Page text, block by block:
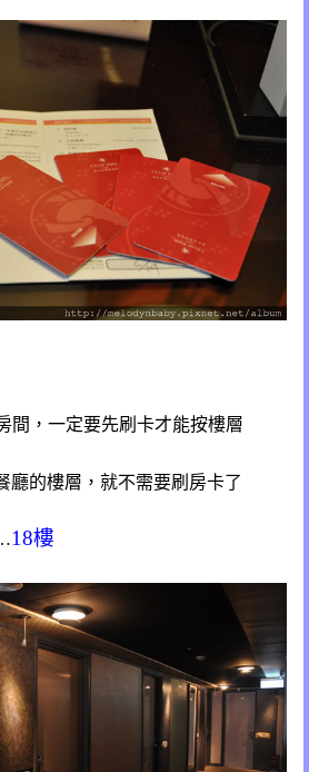
間，一定要先刷卡才能按樓層
廳的樓層，就不需要刷房卡了
18樓